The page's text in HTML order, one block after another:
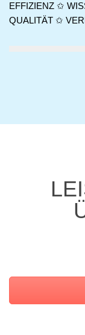
EFFIZIENZ ✩
QUALITÄT ✩